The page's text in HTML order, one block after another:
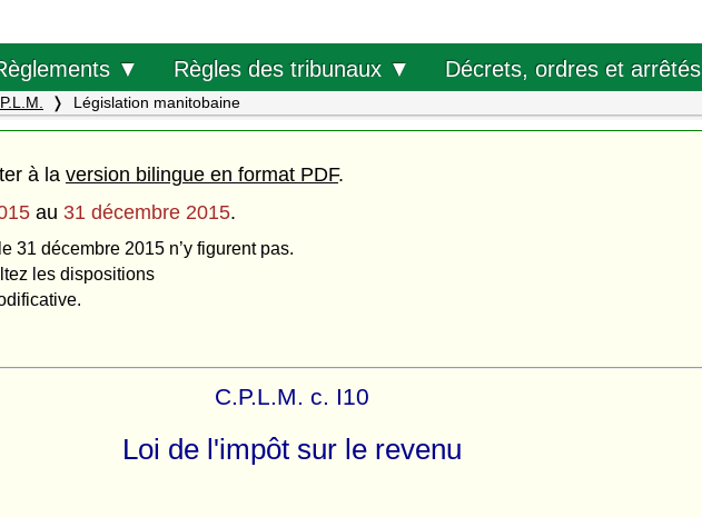
▼ Règles des tribunaux ▼ Décrets, ordres et arrêtés
Législation manitobaine
à la version bilingue en format PDF.
au 31 décembre 2015.
31 décembre 2015 n’y figurent pas.
les dispositions
C.P.L.M. c. I10
Loi de l'impôt sur le revenu